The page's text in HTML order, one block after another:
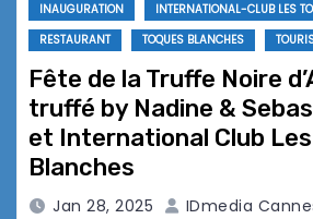
INAUGURATION
INTERNATIONAL-CLUB LES
RESTAURANT
TOQUES BLANCHES
Fête de la Truffe Noire
truffé by Nadine &
et International Club
Blanches
Jan 28, 2025 IDmedia